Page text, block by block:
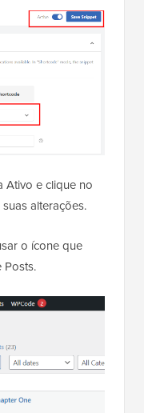
Ativo e clique no
alterações.
o ícone que